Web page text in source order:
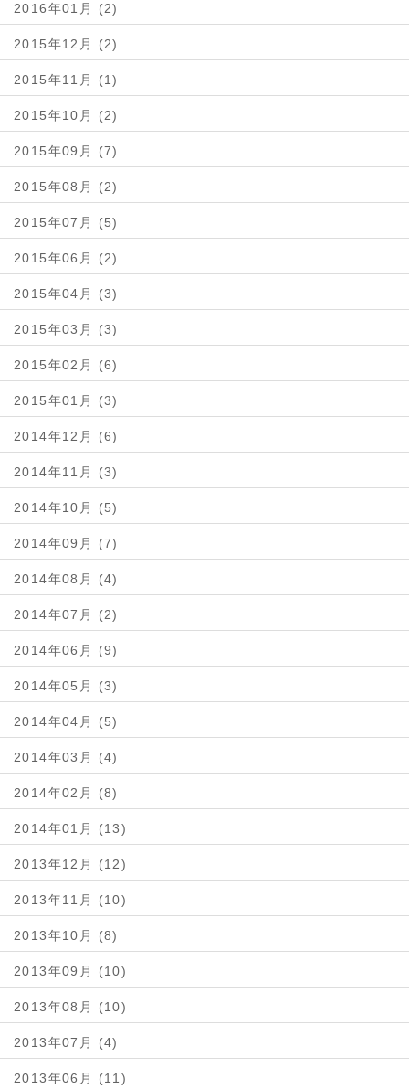
2016年01月 (2)
2015年12月 (2)
2015年11月 (1)
2015年10月 (2)
2015年09月 (7)
2015年08月 (2)
2015年07月 (5)
2015年06月 (2)
2015年04月 (3)
2015年03月 (3)
2015年02月 (6)
2015年01月 (3)
2014年12月 (6)
2014年11月 (3)
2014年10月 (5)
2014年09月 (7)
2014年08月 (4)
2014年07月 (2)
2014年06月 (9)
2014年05月 (3)
2014年04月 (5)
2014年03月 (4)
2014年02月 (8)
2014年01月 (13)
2013年12月 (12)
2013年11月 (10)
2013年10月 (8)
2013年09月 (10)
2013年08月 (10)
2013年07月 (4)
2013年06月 (11)